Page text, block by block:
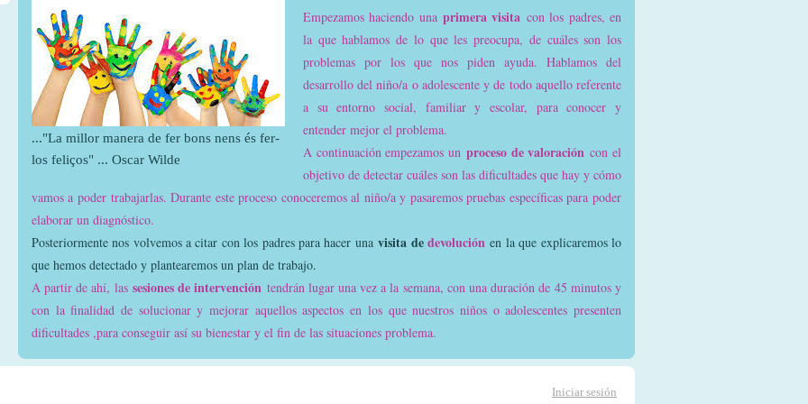
..."La millor manera de fer bons nens és fer-
los feliços" ... Oscar Wilde
Empezamos haciendo una primera visita con los padres, en
la que hablamos de lo que les preocupa, de cuáles son los
problemas por los que nos piden ayuda. Hablamos del
desarrollo del niño/a o adolescente y de todo aquello referente
a su entorno social, familiar y escolar, para conocer y
entender mejor el problema.
A continuación empezamos un proceso de valoración con el
objetivo de detectar cuáles son las dificultades que hay y cómo
vamos a poder trabajarlas. Durante este proceso conoceremos al niño/a y pasaremos pruebas específicas para poder
elaborar un diagnóstico.
Posteriormente nos volvemos a citar con los padres para hacer una visita dedevolución en la que explicaremos lo
que hemos detectado y plantearemos un plan de trabajo.
A partir de ahí, las sesiones de intervención tendrán lugar una vez a la semana, con una duración de 45 minutos y
con la finalidad de solucionar y mejorar aquellos aspectos en los que nuestros niños o adolescentes presenten
dificultades ,para conseguir así su bienestar y el fin de las situaciones problema.
Iniciar sesión